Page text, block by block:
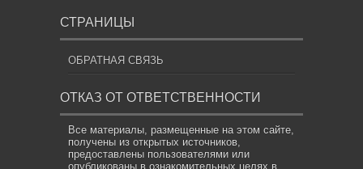
СТРАНИЦЫ
ОБРАТНАЯ СВЯЗЬ
ОТКАЗ ОТ ОТВЕТСТВЕННОСТИ
Все материалы, размещенные на этом сайте,
получены из открытых источников,
предоставлены пользователями или
опубликованы в ознакомительных целях в